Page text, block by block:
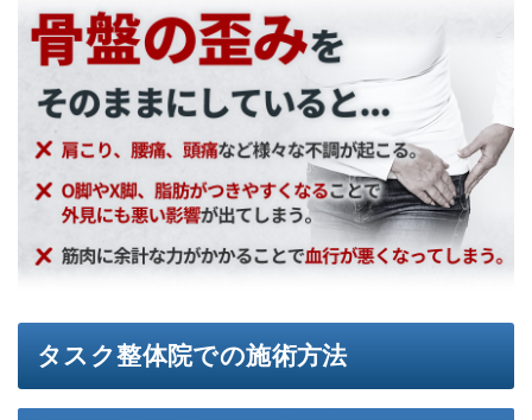
タスク整体院での施術方法